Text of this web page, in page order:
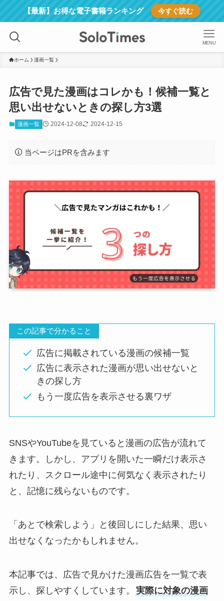
【最新】お得な電子書籍ランキング 今すぐ読む
MENU
ホーム 漫画一覧
広告で見た漫画はコレかも！候補一覧と
思い出せないときの探し方3選
漫画一覧 2024-12-08 2024-12-15
当ページはPRを含みます
この記事で分かること
広告に掲載されている漫画の候補一覧
広告に表示された漫画が思い出せないと
きの探し方
もう一度広告を表示させる裏ワザ
SNSやYouTubeを見ていると漫画の広告が流れて
きます。しかし、アプリを開いた一瞬だけ表示さ
れたり、スクロール途中に何気なく表示されたり
と、記憶に残らないものです。
「あとで検索しよう」と後回しにした結果、思い
出せなくなったかもしれません。
本記事では、広告で見かけた漫画広告を一覧で表
示し、探しやすくしています。
実際に対象の漫画